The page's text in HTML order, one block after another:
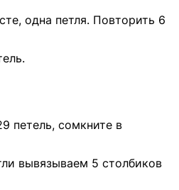
одна петля. Повторить 6
петель, сомкните в
вывязываем 5 столбиков